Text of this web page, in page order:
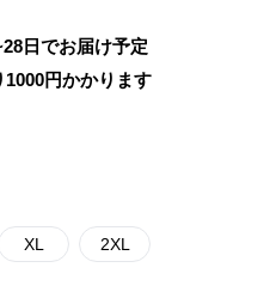
日でお届け予定
1000円かかります
XL 2XL